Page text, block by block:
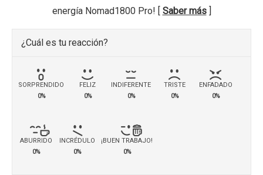
energía Nomad1800 Pro! [ Saber más]
¿Cuál es tu reacción?
SORPRENDIDO
0%
FELIZ
0%
INDIFERENTE
0%
TRISTE
0%
ENFADADO
0%
ABURRIDO
0%
INCRÉDULO
0%
¡BUEN TRABAJO!
0%